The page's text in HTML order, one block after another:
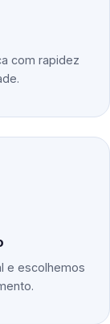
com rapidez
e escolhemos